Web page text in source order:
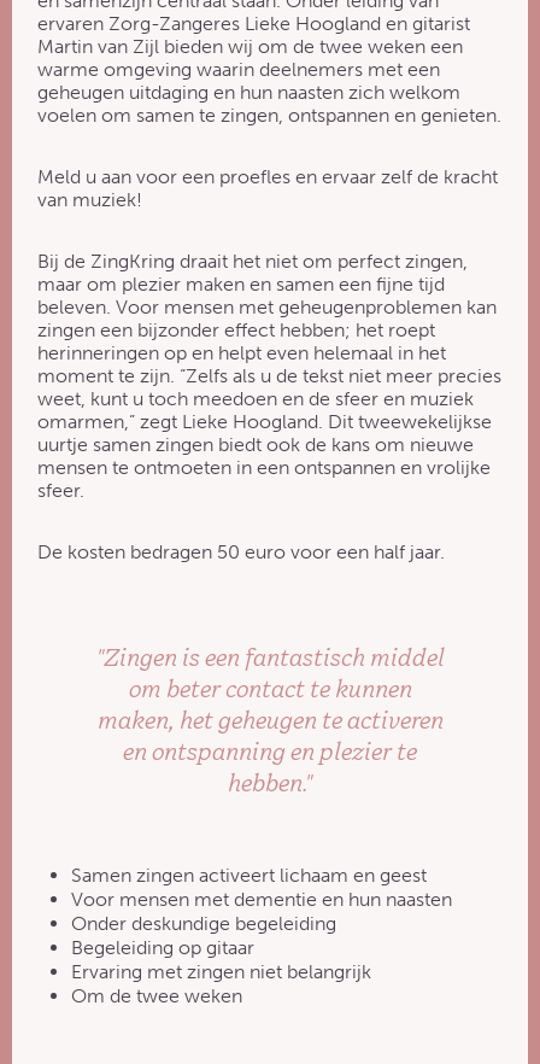
ervaren Zorg-Zangeres Lieke Hoogland en gitarist
Martin van Zijl bieden wij om de twee weken een
warme omgeving waarin deelnemers met een
geheugen uitdaging en hun naasten zich welkom
voelen om samen te zingen, ontspannen en genieten.
Meld u aan voor een proefles en ervaar zelf de kracht
van muziek!
Bij de ZingKring draait het niet om perfect zingen,
maar om plezier maken en samen een fijne tijd
beleven. Voor mensen met geheugenproblemen kan
zingen een bijzonder effect hebben; het roept
herinneringen op en helpt even helemaal in het
moment te zijn. “Zelfs als u de tekst niet meer precies
weet, kunt u toch meedoen en de sfeer en muziek
omarmen,” zegt Lieke Hoogland. Dit tweewekelijkse
uurtje samen zingen biedt ook de kans om nieuwe
mensen te ontmoeten in een ontspannen en vrolijke
sfeer.
De kosten bedragen 50 euro voor een half jaar.
"Zingen is een fantastisch middel
om beter contact te kunnen
maken, het geheugen te activeren
en ontspanning en plezier te
hebben."
Samen zingen activeert lichaam en geest
Voor mensen met dementie en hun naasten
Onder deskundige begeleiding
Begeleiding op gitaar
Ervaring met zingen niet belangrijk
Om de twee weken